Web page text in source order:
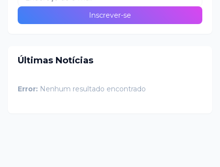
Últimas Notícias
Error: Nenhum resultado encontrado